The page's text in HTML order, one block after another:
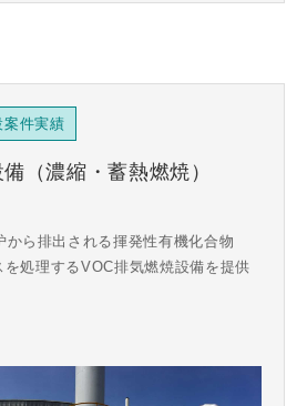
案件実績
（濃縮・蓄熱燃焼）
から排出される揮発性有機化合物
処理するVOC排気燃焼設備を提供